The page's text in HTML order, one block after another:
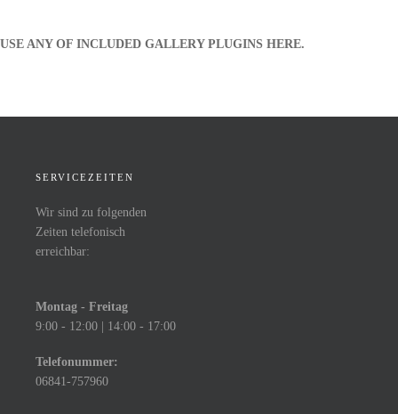
USE ANY OF INCLUDED GALLERY PLUGINS HERE.
SERVICEZEITEN
Wir sind zu folgenden
Zeiten telefonisch
erreichbar:
Montag - Freitag
9:00 - 12:00 | 14:00 - 17:00
Telefonummer:
06841-757960